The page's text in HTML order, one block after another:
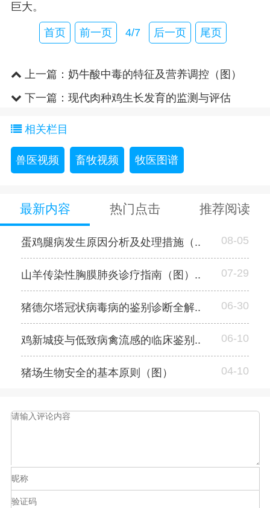
巨大。
首页 前一页 4/7 后一页 尾页
上一篇： 奶牛酸中毒的特征及营养调控（图）
下一篇： 现代肉种鸡生长发育的监测与评估
相关栏目
兽医视频 畜牧视频 牧医图谱
最新内容 热门点击 推荐阅读
蛋鸡腿病发生原因分析及处理措施（.. 08-05
山羊传染性胸膜肺炎诊疗指南（图）.. 07-29
猪德尔塔冠状病毒病的鉴别诊断全解.. 06-30
鸡新城疫与低致病禽流感的临床鉴别.. 06-10
猪场生物安全的基本原则（图） 04-10